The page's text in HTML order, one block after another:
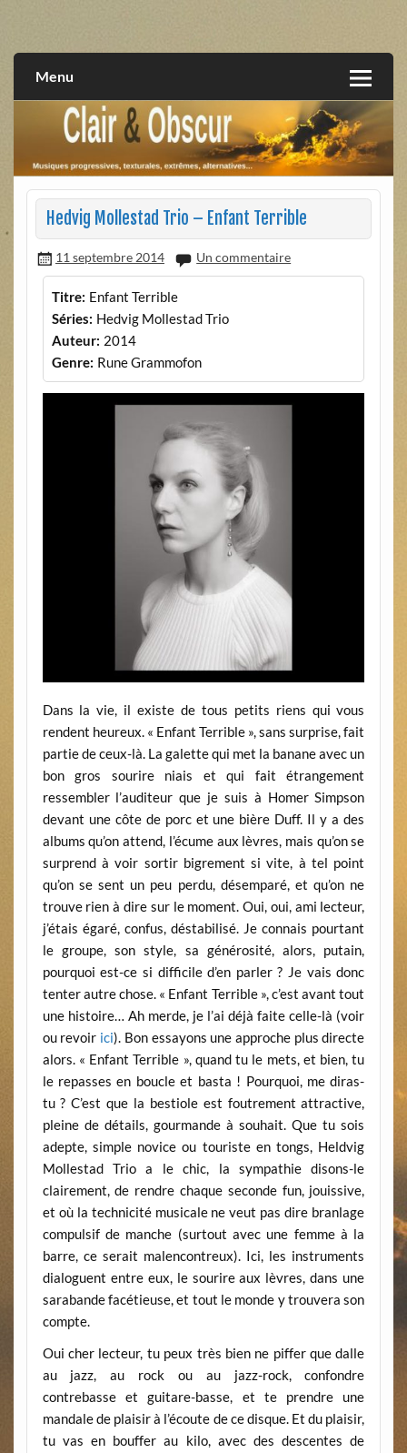
extrêmes, alternatives, texturales
Menu
Hedvig Mollestad Trio – Enfant Terrible
11 septembre 2014 Un commentaire
Titre: Enfant Terrible
Séries: Hedvig Mollestad Trio
Auteur: 2014
Genre: Rune Grammofon
Dans la vie, il existe de tous petits riens qui vous
rendent heureux. « Enfant Terrible », sans surprise, fait
partie de ceux-là. La galette qui met la banane avec un
bon gros sourire niais et qui fait étrangement
ressembler l’auditeur que je suis à Homer Simpson
devant une côte de porc et une bière Duff. Il y a des
albums qu’on attend, l’écume aux lèvres, mais qu’on se
surprend à voir sortir bigrement si vite, à tel point
qu’on se sent un peu perdu, désemparé, et qu’on ne
trouve rien à dire sur le moment. Oui, oui, ami lecteur,
j’étais égaré, confus, déstabilisé. Je connais pourtant
le groupe, son style, sa générosité, alors, putain,
pourquoi est-ce si difficile d’en parler ? Je vais donc
tenter autre chose. « Enfant Terrible », c’est avant tout
une histoire… Ah merde, je l’ai déjà faite celle-là (voir
ou revoir ici). Bon essayons une approche plus directe
alors. « Enfant Terrible », quand tu le mets, et bien, tu
le repasses en boucle et basta ! Pourquoi, me diras-
tu ? C’est que la bestiole est foutrement attractive,
pleine de détails, gourmande à souhait. Que tu sois
adepte, simple novice ou touriste en tongs, Heldvig
Mollestad Trio a le chic, la sympathie disons-le
clairement, de rendre chaque seconde fun, jouissive,
et où la technicité musicale ne veut pas dire branlage
compulsif de manche (surtout avec une femme à la
barre, ce serait malencontreux). Ici, les instruments
dialoguent entre eux, le sourire aux lèvres, dans une
sarabande facétieuse, et tout le monde y trouvera son
compte.
Oui cher lecteur, tu peux très bien ne piffer que dalle
au jazz, au rock ou au jazz-rock, confondre
contrebasse et guitare-basse, et te prendre une
mandale de plaisir à l’écoute de ce disque. Et du plaisir,
tu vas en bouffer au kilo, avec des descentes de